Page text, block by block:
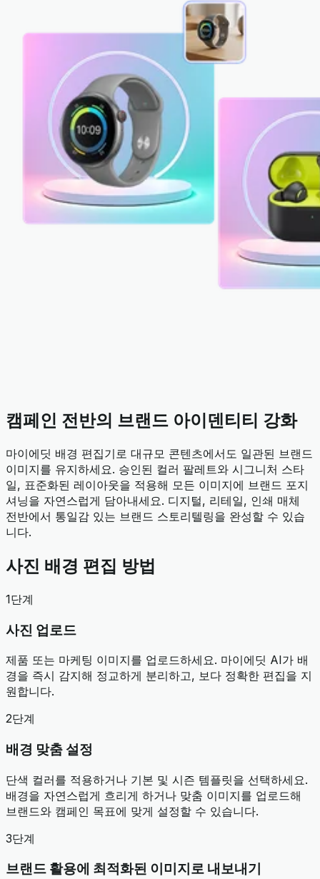
캠페인 전반의 브랜드 아이덴티티 강화
마이에딧 배경 편집기로 대규모 콘텐츠에서도 일관된 브랜드
이미지를 유지하세요. 승인된 컬러 팔레트와 시그니처 스타
일, 표준화된 레이아웃을 적용해 모든 이미지에 브랜드 포지
셔닝을 자연스럽게 담아내세요. 디지털, 리테일, 인쇄 매체
전반에서 통일감 있는 브랜드 스토리텔링을 완성할 수 있습
니다.
사진 배경 편집 방법
1단계
사진 업로드
제품 또는 마케팅 이미지를 업로드하세요. 마이에딧 AI가 배
경을 즉시 감지해 정교하게 분리하고, 보다 정확한 편집을 지
원합니다.
2단계
배경 맞춤 설정
단색 컬러를 적용하거나 기본 및 시즌 템플릿을 선택하세요.
배경을 자연스럽게 흐리게 하거나 맞춤 이미지를 업로드해
브랜드와 캠페인 목표에 맞게 설정할 수 있습니다.
3단계
브랜드 활용에 최적화된 이미지로 내보내기